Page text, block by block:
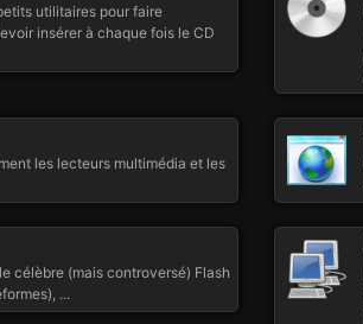
utilitaires pour faire
insérer à chaque fois le CD
les lecteurs multimédia et les
célèbre (mais controversé) Flash
...